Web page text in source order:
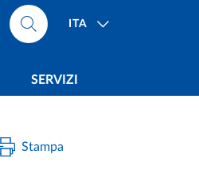
ITA
SERVIZI
Stampa